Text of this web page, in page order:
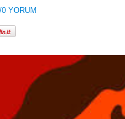
0 YORUM